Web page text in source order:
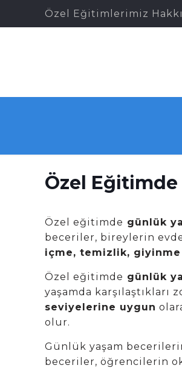
Özel Eğitimlerimiz
Özel Eğitimde
Özel eğitimde günlük
beceriler, bireylerin
içme, temizlik, giyinme
Özel eğitimde günlük
yaşamda
seviyelerine uygun
olur.
Günlük yaşam
beceriler, öğrencilerin